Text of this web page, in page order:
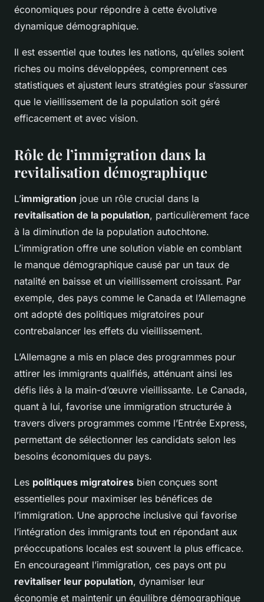
économiques pour répondre à cette évolutive
dynamique démographique.
Il est essentiel que toutes les nations, qu’elles soient
riches ou moins développées, comprennent ces
statistiques et ajustent leurs stratégies pour s’assurer
que le vieillissement de la population soit géré
efficacement et avec vision.
Rôle de l’immigration dans la
revitalisation démographique
L’immigration joue un rôle crucial dans la
revitalisation de la population, particulièrement face
à la diminution de la population autochtone.
L’immigration offre une solution viable en comblant
le manque démographique causé par un taux de
natalité en baisse et un vieillissement croissant. Par
exemple, des pays comme le Canada et l’Allemagne
ont adopté des politiques migratoires pour
contrebalancer les effets du vieillissement.
L’Allemagne a mis en place des programmes pour
attirer les immigrants qualifiés, atténuant ainsi les
défis liés à la main-d’œuvre vieillissante. Le Canada,
quant à lui, favorise une immigration structurée à
travers divers programmes comme l’Entrée Express,
permettant de sélectionner les candidats selon les
besoins économiques du pays.
Les politiques migratoires bien conçues sont
essentielles pour maximiser les bénéfices de
l’immigration. Une approche inclusive qui favorise
l’intégration des immigrants tout en répondant aux
préoccupations locales est souvent la plus efficace.
En encourageant l’immigration, ces pays ont pu
revitaliser leur population, dynamiser leur
économie et maintenir un équilibre démographique